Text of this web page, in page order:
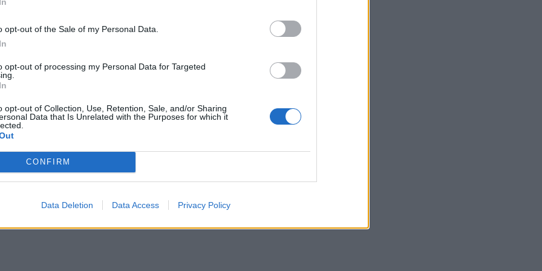
opt-out of the Sale of my Personal Data.
opt-out of processing my Personal Data for Targeted
opt-out of Collection, Use, Retention, Sale, and/or Sharing
Data that Is Unrelated with the Purposes for which it
CONFIRM
Data Deletion Data Access Privacy Policy
και επιστήμονες για το μέλλον της Μεσογείου
άνοδο της θερμοκρασίας και την είσοδο σε
δείχνουν ότι η Mare Nostrum κινδυνεύει να
για το ευρύτερο οικοσύστημα.
στην μεσογειακή λεκάνη, τουλάχιστον
Donatella Bianchi.
λεκάνη και το οικοσύστημα της Μεσογείου;
την Μεσόγειο με τον Κόλπο του Σουέζ